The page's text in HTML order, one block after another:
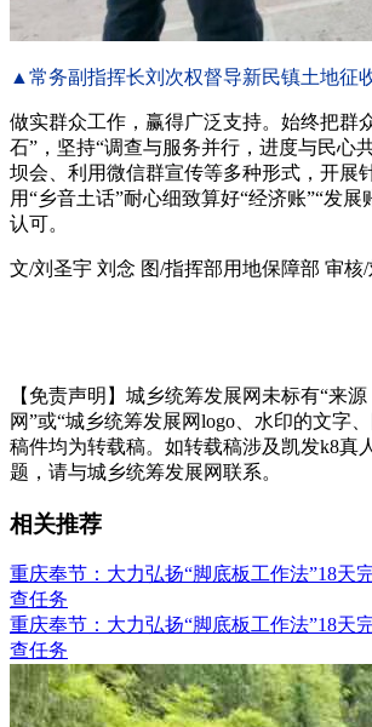
▲常务副指挥长刘次权督导新民镇土地征
做实群众工作，赢得广泛支持。始终把群
石”，坚持“调查与服务并行，进度与民心
坝会、利用微信群宣传等多种形式，开展
用“乡音土话”耐心细致算好“经济账”“发
认可。
文/刘圣宇 刘念 图/指挥部用地保障部 审核/
【免责声明】城乡统筹发展网未标有“来
网”或“城乡统筹发展网logo、水印的文字
稿件均为转载稿。如转载稿涉及凯发k8真
题，请与城乡统筹发展网联系。
相关推荐
重庆奉节：大力弘扬“脚底板工作法”18天
查任务
重庆奉节：大力弘扬“脚底板工作法”18天
查任务